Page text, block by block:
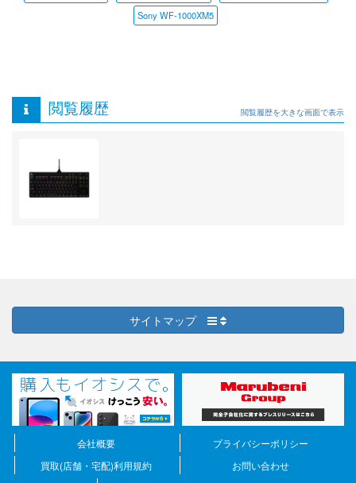
Sony WF-1000XM5
閲覧履歴 閲覧履歴を大きな画面で表示
サイトマップ
会社概要
プライバシーポリシー
買取(店舗・宅配)利用規約
お問い合わせ